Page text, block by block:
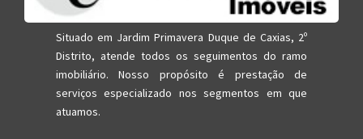
Situado em Jardim Primavera Duque de Caxias, 2º
Distrito, atende todos os seguimentos do ramo
imobiliário. Nosso propósito é prestação de
serviços especializado nos segmentos em que
atuamos.